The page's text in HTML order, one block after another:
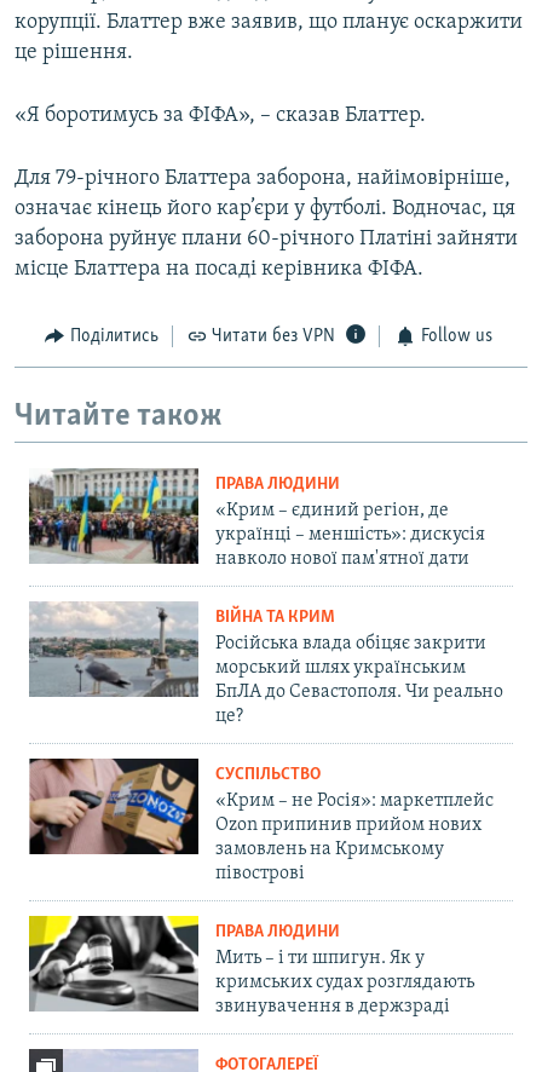
корупції. Блаттер вже заявив, що планує оскаржити
це рішення.
«Я боротимусь за ФІФА», – сказав Блаттер.
Для 79-річного Блаттера заборона, найімовірніше,
означає кінець його кар’єри у футболі. Водночас, ця
заборона руйнує плани 60-річного Платіні зайняти
місце Блаттера на посаді керівника ФІФА.
Поділитись Читати без VPN Follow us
Читайте також
ПРАВА ЛЮДИНИ
«Крим – єдиний регіон, де
українці – меншість»: дискусія
навколо нової пам'ятної дати
ВІЙНА ТА КРИМ
Російська влада обіцяє закрити
морський шлях українським
БпЛА до Севастополя. Чи реально
це?
СУСПІЛЬСТВО
«Крим – не Росія»: маркетплейс
Ozon припинив прийом нових
замовлень на Кримському
півострові
ПРАВА ЛЮДИНИ
Мить – і ти шпигун. Як у
кримських судах розглядають
звинувачення в держзраді
ФОТОГАЛЕРЕЇ